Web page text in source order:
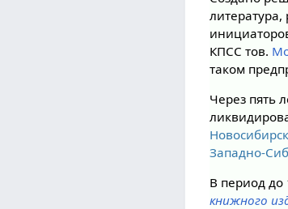
КПСС тов.
таком
Через пять
Западно-
В период до
книжного